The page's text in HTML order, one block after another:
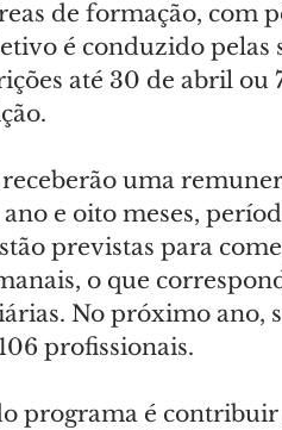
de formação, com
é conduzido
até 30 de abril
uma
e oito meses,
previstas para
o que
No próximo ano,
profissionais.
programa é